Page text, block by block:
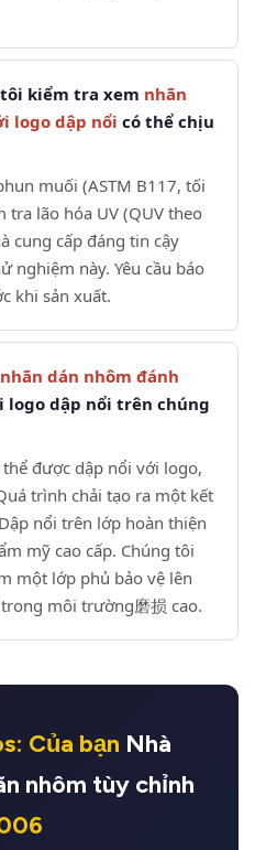
kiểm tra xem nhãn
logo dập nổi có thể chịu
muối (ASTM B117, tối
tra lão hóa UV (QUV theo
cung cấp đáng tin cậy
nghiệm này. Yêu cầu báo
khi sản xuất.
nhãn dán nhôm đánh
logo dập nổi trên chúng
được dập nổi với logo,
trình chải tạo ra một kết
nổi trên lớp hoàn thiện
mỹ cao cấp. Chúng tôi
một lớp phủ bảo vệ lên
môi trường磨损 cao.
Của bạn Nhà
nhôm tùy chỉnh